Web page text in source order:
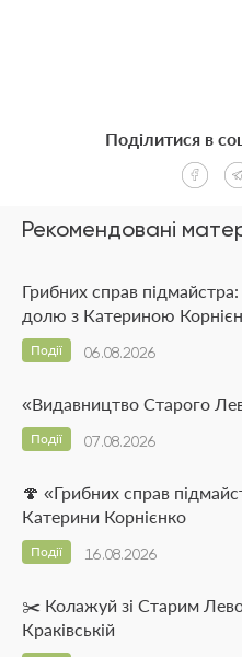
Рекомендовані
Грибних справ
долю з Катериною
06.08.2026
Події
«Видавництво Старого
07.08.2026
Події
🍄 «Грибних справ
Катерини Корнієнко
16.08.2026
Події
✂️ Колажуй зі Старим
Краківській
Поділитися в